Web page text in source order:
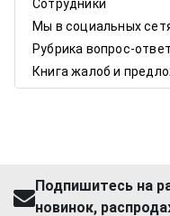
Сотрудники
Мы в социальных
Рубрика вопрос-ответ
Книга жалоб и
Подпишитесь на
новинок,